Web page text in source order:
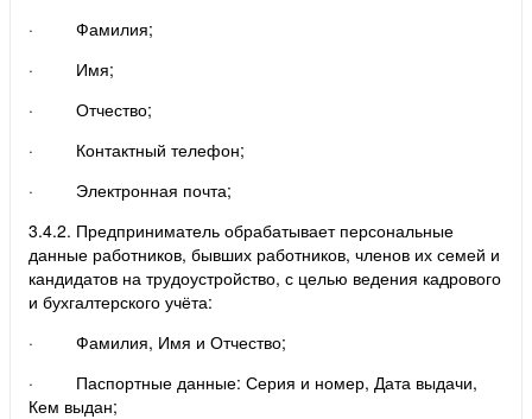
· Фамилия;
· Имя;
· Отчество;
· Контактный телефон;
· Электронная почта;
3.4.2. Предприниматель обрабатывает персональные
данные работников, бывших работников, членов их семей и
кандидатов на трудоустройство, с целью ведения кадрового
и бухгалтерского учёта:
· Фамилия, Имя и Отчество;
· Паспортные данные: Серия и номер, Дата выдачи,
Кем выдан;